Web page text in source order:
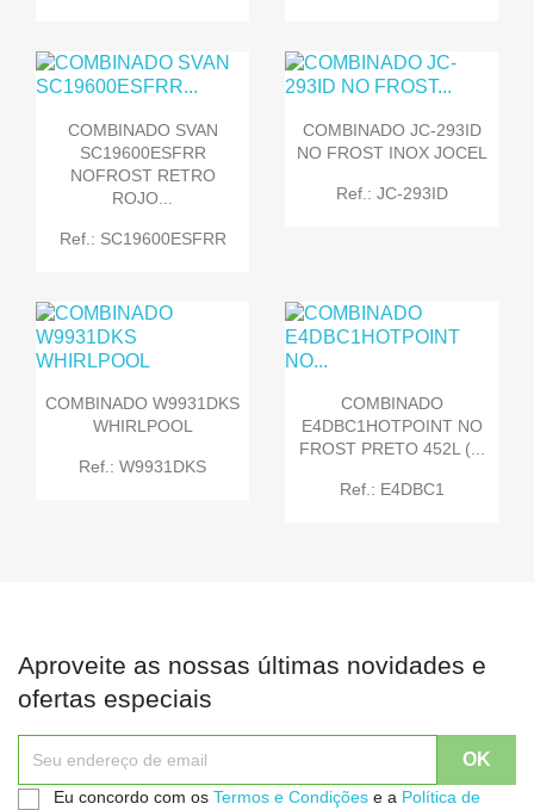
COMBINADO SVAN
SC19600ESFRR
NOFROST RETRO
ROJO...
Ref.: SC19600ESFRR
COMBINADO JC-293ID
NO FROST INOX JOCEL
Ref.: JC-293ID
COMBINADO W9931DKS
WHIRLPOOL
Ref.: W9931DKS
COMBINADO
E4DBC1HOTPOINT NO
FROST PRETO 452L (...
Ref.: E4DBC1
Aproveite as nossas últimas novidades e
ofertas especiais
Eu concordo com os Termos e Condições e a Política de